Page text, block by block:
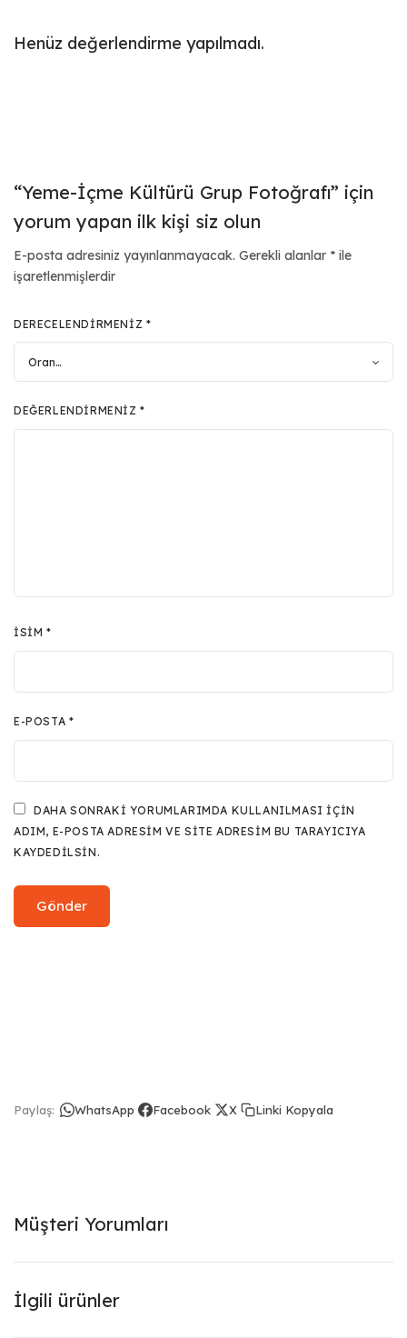
Henüz değerlendirme yapılmadı.
“Yeme-İçme Kültürü Grup Fotoğrafı” için
yorum yapan ilk kişi siz olun
E-posta adresiniz yayınlanmayacak. Gerekli alanlar * ile
işaretlenmişlerdir
DERECELENDIRMENIZ *
DEĞERLENDIRMENIZ*
İSIM*
E-POSTA *
DAHA SONRAKI YORUMLARIMDA KULLANILMASI IÇIN
ADIM, E-POSTA ADRESIM VE SITE ADRESIM BU TARAYICIYA
KAYDEDILSIN.
Paylaş: WhatsApp Facebook X Linki Kopyala
Müşteri Yorumları
İlgili ürünler